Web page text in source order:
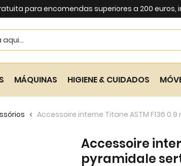
para encomendas superiores a 200 euros,
Search
MÁQUINAS HIGIENE & CUIDADOS
Accessoire interne Titane ASTM F136
Accessoire
pyramidale